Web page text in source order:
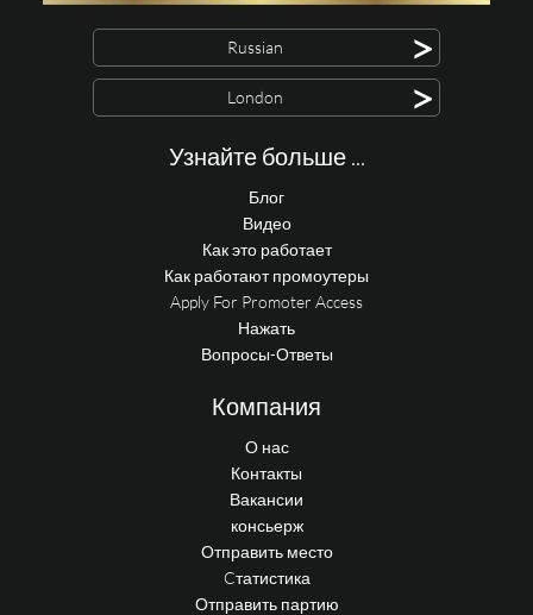
Russian >
London >
Узнайте больше ...
Блог
Видео
Как это работает
Как работают промоутеры
Apply For Promoter Access
Нажать
Вопросы-Ответы
Компания
О нас
Контакты
Вакансии
консьерж
Отправить место
Cтатистика
Отправить партию